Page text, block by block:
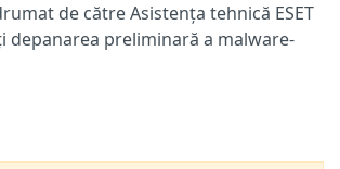
de către Asistența tehnică ESET
depanarea preliminară a malware-